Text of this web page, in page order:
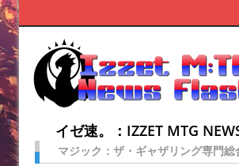
イゼ速。：IZZET MTG
マジック：ザ・ギャザリング専門総